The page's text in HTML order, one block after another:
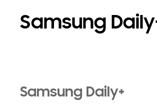
Samsung
Samsung Daily+